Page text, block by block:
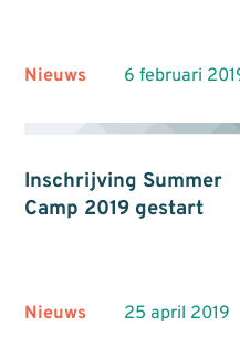
Nieuws 6 februari
Inschrijving Summer
Camp 2019 gestart
Nieuws 25 april 2019